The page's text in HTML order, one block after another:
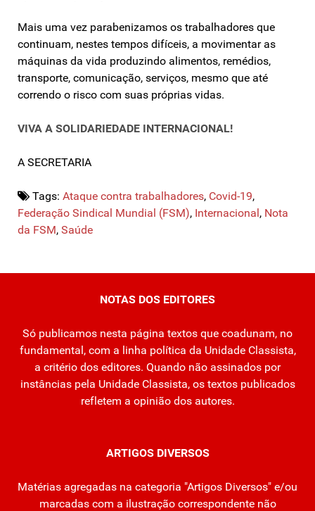
Mais uma vez parabenizamos os trabalhadores que
continuam, nestes tempos difíceis, a movimentar as
máquinas da vida produzindo alimentos, remédios,
transporte, comunicação, serviços, mesmo que até
correndo o risco com suas próprias vidas.
VIVA A SOLIDARIEDADE INTERNACIONAL!
A SECRETARIA
Tags: Ataque contra trabalhadores, Covid-19,
Federação Sindical Mundial (FSM), Internacional, Nota
da FSM, Saúde
NOTAS DOS EDITORES
Só publicamos nesta página textos que coadunam, no
fundamental, com a linha política da Unidade Classista,
a critério dos editores. Quando não assinados por
instâncias pela Unidade Classista, os textos publicados
refletem a opinião dos autores.
ARTIGOS DIVERSOS
Matérias agregadas na categoria "Artigos Diversos" e/ou
marcadas com a ilustração correspondente não